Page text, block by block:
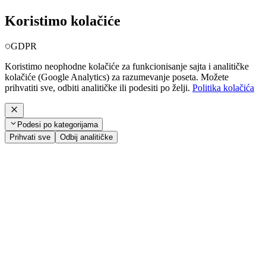
Koristimo kolačiće
GDPR
Koristimo neophodne kolačiće za funkcionisanje sajta i analitičke
kolačiće (Google Analytics) za razumevanje poseta. Možete
prihvatiti sve, odbiti analitičke ili podesiti po želji. Politika kolačića
Podesi po kategorijama
Prihvati sve
Odbij analitičke